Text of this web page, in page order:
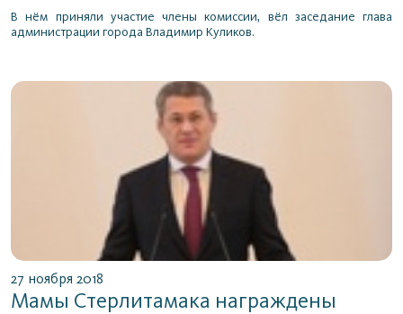
В нём приняли участие члены комиссии, вёл заседание глава
администрации города Владимир Куликов.
27 ноября 2018
Мамы Стерлитамака награждены